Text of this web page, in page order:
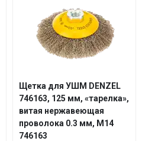
Щетка для УШМ DENZEL
746163, 125 мм, «тарелка»,
витая нержавеющая
проволока 0.3 мм, М14
746163